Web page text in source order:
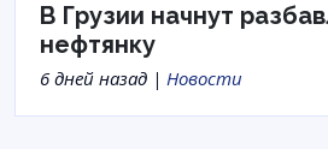
В Грузии начнут
нефтянку
6 дней назад | Новости